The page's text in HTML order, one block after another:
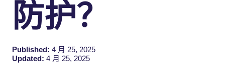
防护？
Published: 4 月 25, 2025
Updated: 4 月 25, 2025